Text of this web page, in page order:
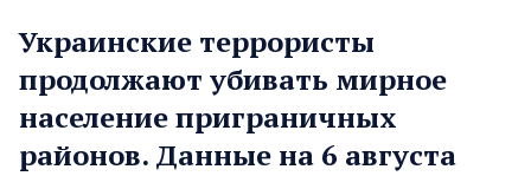
Украинские террористы
продолжают убивать мирное
население приграничных
районов. Данные на 6 августа